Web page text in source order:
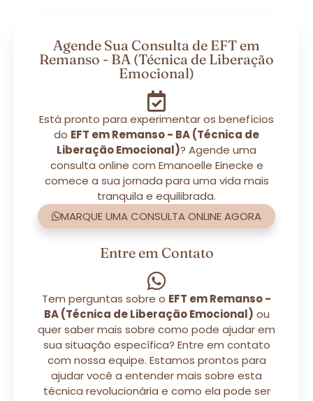
Agende Sua Consulta de EFT em
Remanso - BA (Técnica de Liberação
Emocional)
Está pronto para experimentar os benefícios
do EFT em Remanso - BA (Técnica de
Liberação Emocional)? Agende uma
consulta online com Emanoelle Einecke e
comece a sua jornada para uma vida mais
tranquila e equilibrada.
MARQUE UMA CONSULTA ONLINE AGORA
Entre em Contato
Tem perguntas sobre o EFT em Remanso -
BA (Técnica de Liberação Emocional) ou
quer saber mais sobre como pode ajudar em
sua situação específica? Entre em contato
com nossa equipe. Estamos prontos para
ajudar você a entender mais sobre esta
técnica revolucionária e como ela pode ser